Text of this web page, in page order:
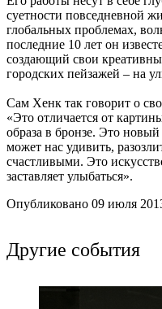
суетности повседневной
глобальных проблемах,
последние 10 лет он
создающий свои
городских пейзажей – на
Сам Хенк так говорит о
«Это отличается от
образа в бронзе. Это новый
может нас удивить,
счастливыми. Это
заставляет улыбаться».
Опубликовано 09 июля
Другие события